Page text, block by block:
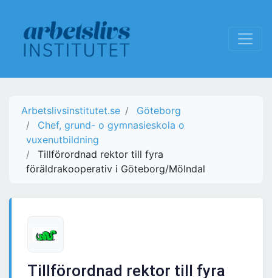
Arbetslivsinstitutet.se
Göteborg
Chef, grund- o gymnasieskola o
vuxenutbildning
Tillförordnad rektor till fyra
föräldrakooperativ i Göteborg/Mölndal
Tillförordnad rektor till fyra